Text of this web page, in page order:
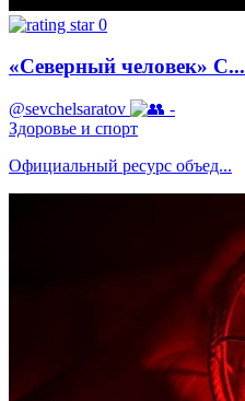
0
«Северный человек» С...
@sevchelsaratov
-
Здоровье и спорт
Официальный ресурс объед...